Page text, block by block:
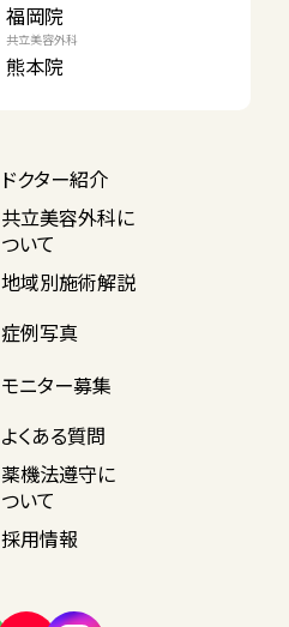
福岡院
共立美容外科
熊本院
ドクター紹介
共立美容外科に
ついて
地域別施術解説
症例写真
モニター募集
よくある質問
薬機法遵守に
ついて
採用情報